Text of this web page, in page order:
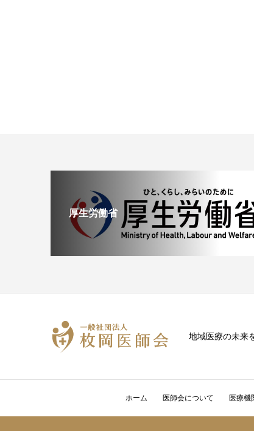
厚生労働省
地域医療の未来
ホーム 医師会について 医療機